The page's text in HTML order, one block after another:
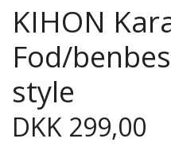
KIHON
Fod/
style
DKK 299,00